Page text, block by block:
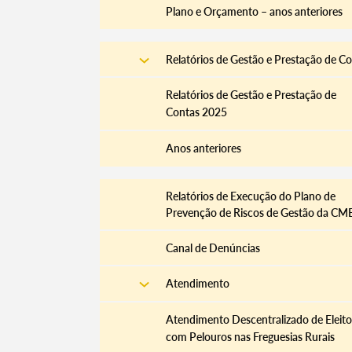
Plano e Orçamento – anos anteriores
Relatórios de Gestão e Prestação de
Relatórios de Gestão e Prestação de
Contas 2025
Anos anteriores
​Relatórios de Execução do Plano de
Prevenção de Riscos de Gestão da
Canal de Denúncias
Atendimento
Atendimento Descentralizado de
com Pelouros nas Freguesias Rurais